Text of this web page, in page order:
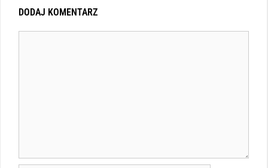
DODAJ KOMENTARZ